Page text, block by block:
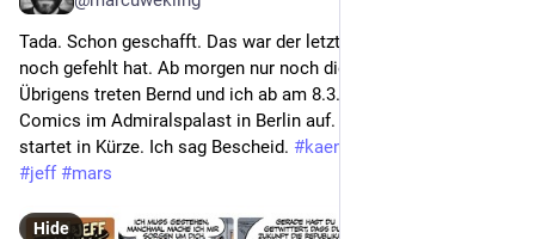
Tada. Schon geschafft. Das war der letzte Elon & Jeff, der hier
noch gefehlt hat. Ab morgen nur noch die aktuellen Comics!
Übrigens treten Bernd und ich ab am 8.3. mit den Känguru-
Comics im Admiralspalast in Berlin auf. Der Vorverkauf
startet in Kürze. Ich sag Bescheid. #kaengurucomics
#jeff #mars
Hide